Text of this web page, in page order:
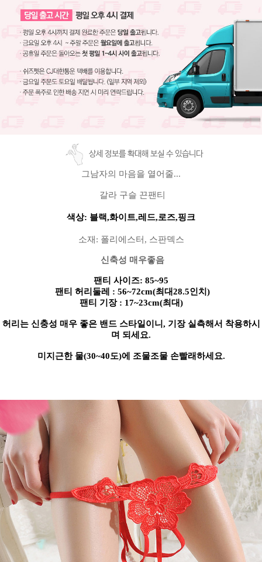
상세 정보를 확대해 보실 수 있습니다
그남자의 마음을 열어줄...
갈라 구슬 끈팬티
색상: 블랙,화이트,레드,로즈,핑크
소재 : 폴리에스터 , 스판덱스
신축성 매우좋음
팬티 사이즈: 85~95
팬티 허리둘레
: 56~72cm(최대28.5인치 )
팬티 기장: 17~23cm(최대)
허리는 신충성 매우 좋은 밴드 스타일이니 , 기장 실측해서 착용하시
며 되세요.
미지근한 물(30~40도)에 조물조물 손빨래하세요.